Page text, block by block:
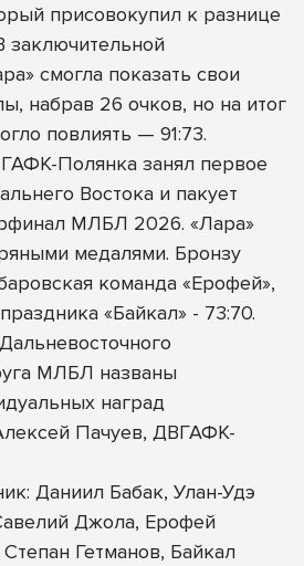
присовокупил к разнице
заключительной
смогла показать свои
набрав 26 очков, но на итог
повлиять — 91:73.
Полянка занял первое
Востока и пакует
МЛБЛ 2026. «Лара»
медалями. Бронзу
команда «Ерофей»,
«Байкал» - 73:70.
МЛБЛ названы
наград
Пачуев, ДВГАФК-
Даниил Бабак, Улан-Удэ
Джола, Ерофей
Гетманов, Байкал